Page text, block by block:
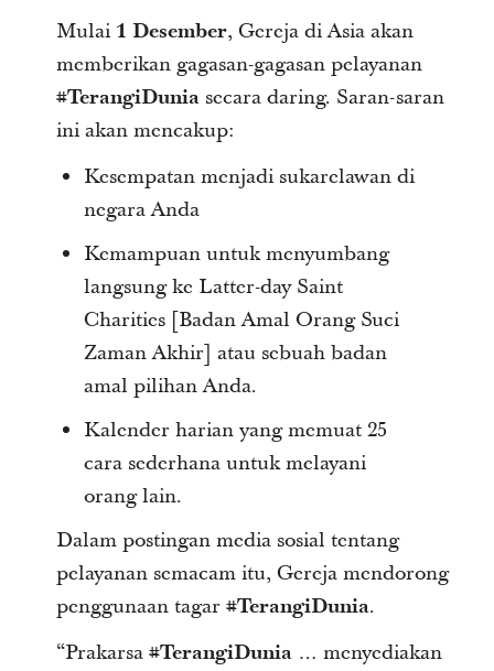
Mulai 1 Desember, Gereja di Asia akan
memberikan gagasan-gagasan pelayanan
#TerangiDuniasecara daring. Saran-saran
ini akan mencakup:
Kesempatan menjadi sukarelawan di
negara Anda
Kemampuan untuk menyumbang
langsung ke Latter-day Saint
Charities [Badan Amal Orang Suci
Zaman Akhir] atau sebuah badan
amal pilihan Anda.
Kalender harian yang memuat 25
cara sederhana untuk melayani
orang lain.
Dalam postingan media sosial tentang
pelayanan semacam itu, Gereja mendorong
penggunaan tagar #TerangiDunia.
“Prakarsa #TerangiDunia… menyediakan